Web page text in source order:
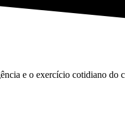
e o exercício cotidiano do